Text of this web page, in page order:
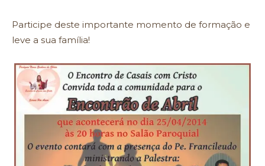
Participe deste importante momento de formação e
leve a sua família!